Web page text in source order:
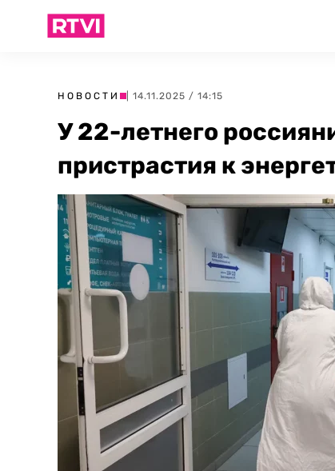
НОВОСТИ | 14.11.2025 / 14:15
У 22-летнего
пристрастия к